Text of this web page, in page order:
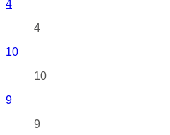
4
4
10
10
9
9